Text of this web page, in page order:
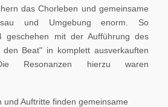
das Chorleben und gemeinsame
und Umgebung enorm. So
geschehen mit der Aufführung des
Beat" in komplett ausverkauften
Resonanzen hierzu waren
Auftritte finden gemeinsame